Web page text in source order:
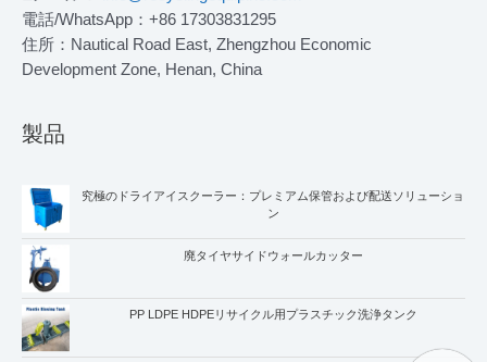
電話/WhatsApp：+86 17303831295
住所：Nautical Road East, Zhengzhou Economic
Development Zone, Henan, China
製品
究極のドライアイスクーラー：プレミアム保管および配送ソリューショ
ン
廃タイヤサイドウォールカッター
PP LDPE HDPEリサイクル用プラスチック洗浄タンク